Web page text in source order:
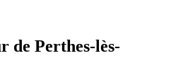
de Perthes-lès-